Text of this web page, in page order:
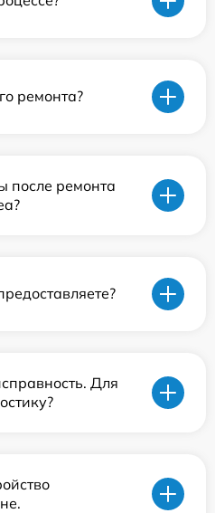
ремонта?
после ремонта
Для